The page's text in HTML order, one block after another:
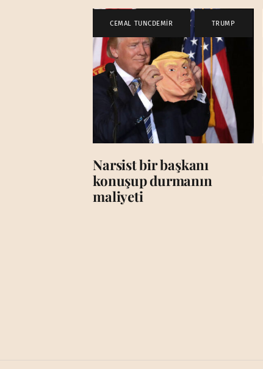
CEMAL TUNCDEMİR , TRUMP
Narsist bir başkanı
konuşup durmanın
maliyeti